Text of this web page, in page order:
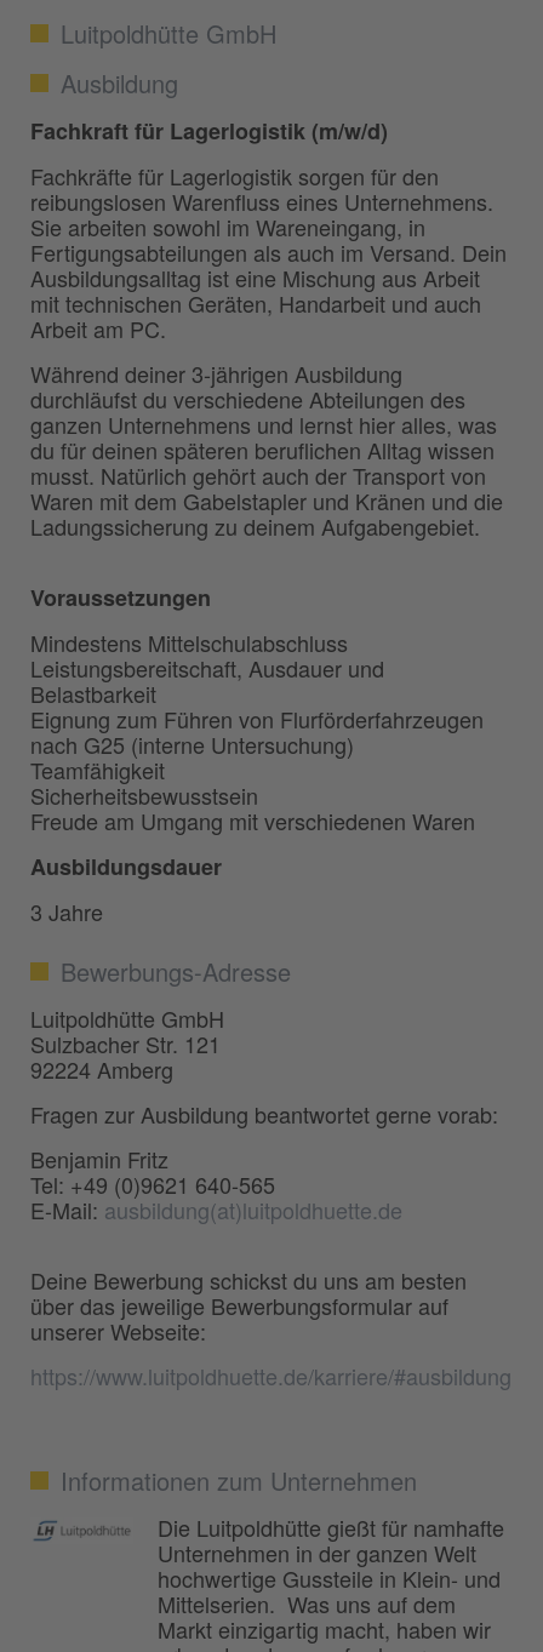
Luitpoldhütte GmbH
Ausbildung
Fachkraft für Lagerlogistik (m/w/d)
Fachkräfte für Lagerlogistik sorgen für den
reibungslosen Warenfluss eines Unternehmens.
Sie arbeiten sowohl im Wareneingang, in
Fertigungsabteilungen als auch im Versand. Dein
Ausbildungsalltag ist eine Mischung aus Arbeit
mit technischen Geräten, Handarbeit und auch
Arbeit am PC.
Während deiner 3-jährigen Ausbildung
durchläufst du verschiedene Abteilungen des
ganzen Unternehmens und lernst hier alles, was
du für deinen späteren beruflichen Alltag wissen
musst. Natürlich gehört auch der Transport von
Waren mit dem Gabelstapler und Kränen und die
Ladungssicherung zu deinem Aufgabengebiet.
Voraussetzungen
Mindestens Mittelschulabschluss
Leistungsbereitschaft, Ausdauer und
Belastbarkeit
Eignung zum Führen von Flurförderfahrzeugen
nach G25 (interne Untersuchung)
Teamfähigkeit
Sicherheitsbewusstsein
Freude am Umgang mit verschiedenen Waren
Ausbildungsdauer
3 Jahre
Bewerbungs-Adresse
Luitpoldhütte GmbH
Sulzbacher Str. 121
92224 Amberg
Fragen zur Ausbildung beantwortet gerne vorab:
Benjamin Fritz
Tel: +49 (0)9621 640-565
E-Mail: ausbildung(at)luitpoldhuette.de
Deine Bewerbung schickst du uns am besten
über das jeweilige Bewerbungsformular auf
unserer Webseite:
https://www.luitpoldhuette.de/karriere/#ausbildung
Informationen zum Unternehmen
Die Luitpoldhütte gießt für namhafte
Unternehmen in der ganzen Welt
hochwertige Gussteile in Klein- und
Mittelserien. Was uns auf dem
Markt einzigartig macht, haben wir